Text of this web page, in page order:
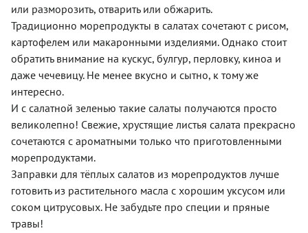
или разморозить, отварить или обжарить.
Традиционно морепродукты в салатах сочетают с рисом,
картофелем или макаронными изделиями. Однако стоит
обратить внимание на кускус, булгур, перловку, киноа и
даже чечевицу. Не менее вкусно и сытно, к тому же
интересно.
И с салатной зеленью такие салаты получаются просто
великолепно! Свежие, хрустящие листья салата прекрасно
сочетаются с ароматными только что приготовленными
морепродуктами.
Заправки для тёплых салатов из морепродуктов лучше
готовить из растительного масла с хорошим уксусом или
соком цитрусовых. Не забудьте про специи и пряные
травы!